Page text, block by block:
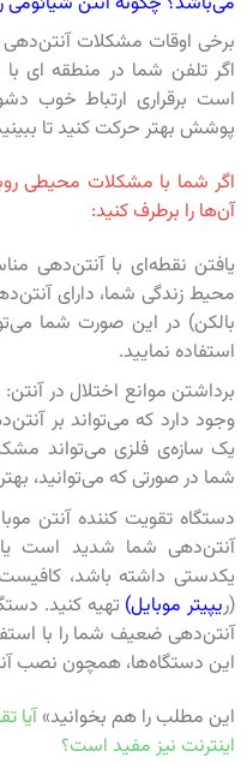
برخی اوقات مشکلات
اگر تلفن شما در منطقه ای با
است برقراری ارتباط خوب
پوشش بهتر حرکت کنید تا
اگر شما با مشکلات محیطی
آن‌ها را برطرف کنید:
یافتن نقطه‌ای با آنتن‌دهی
محیط زندگی شما، دارای
بالکن) در این صورت شما
استفاده نمایید.
برداشتن موانع اختلال در
وجود دارد که می‌تواند بر
یک سازه‌ی فلزی می‌تواند
شما در صورتی که می‌توانید،
دستگاه تقویت کننده آنتن
آنتن‌دهی شما شدید است
یکدستی داشته باشد،
(ریپیتر موبایل) تهیه کنید.
آنتن‌دهی ضعیف شما را با
این دستگاه‌ها، همچون نصب
این مطلب را هم بخوانید»آیا
اینترنت نیز مفید است؟